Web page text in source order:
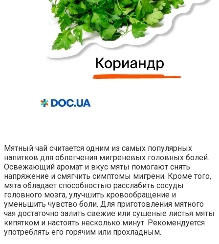
Мятный чай считается одним из самых популярных
напитков для облегчения мигреневых головных болей.
Освежающий аромат и вкус мяты помогают снять
напряжение и смягчить симптомы мигрени. Кроме того,
мята обладает способностью расслабить сосуды
головного мозга, улучшить кровообращение и
уменьшить чувство боли. Для приготовления мятного
чая достаточно залить свежие или сушеные листья мяты
кипятком и настоять несколько минут. Рекомендуется
употреблять его горячим или прохладным.